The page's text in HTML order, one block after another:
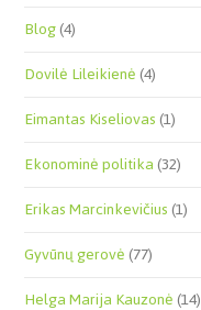
Blog(4)
Dovilė Lileikienė(4)
Eimantas Kiseliovas(1)
Ekonominė politika(32)
Erikas Marcinkevičius(1)
Gyvūnų gerovė(77)
Helga Marija Kauzonė(14)